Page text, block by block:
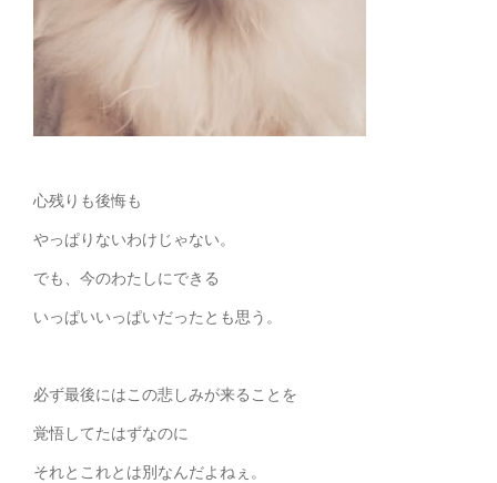
心残りも後悔も
やっぱりないわけじゃない。
でも、今のわたしにできる
いっぱいいっぱいだったとも思う。
必ず最後にはこの悲しみが来ることを
覚悟してたはずなのに
それとこれとは別なんだよねぇ。